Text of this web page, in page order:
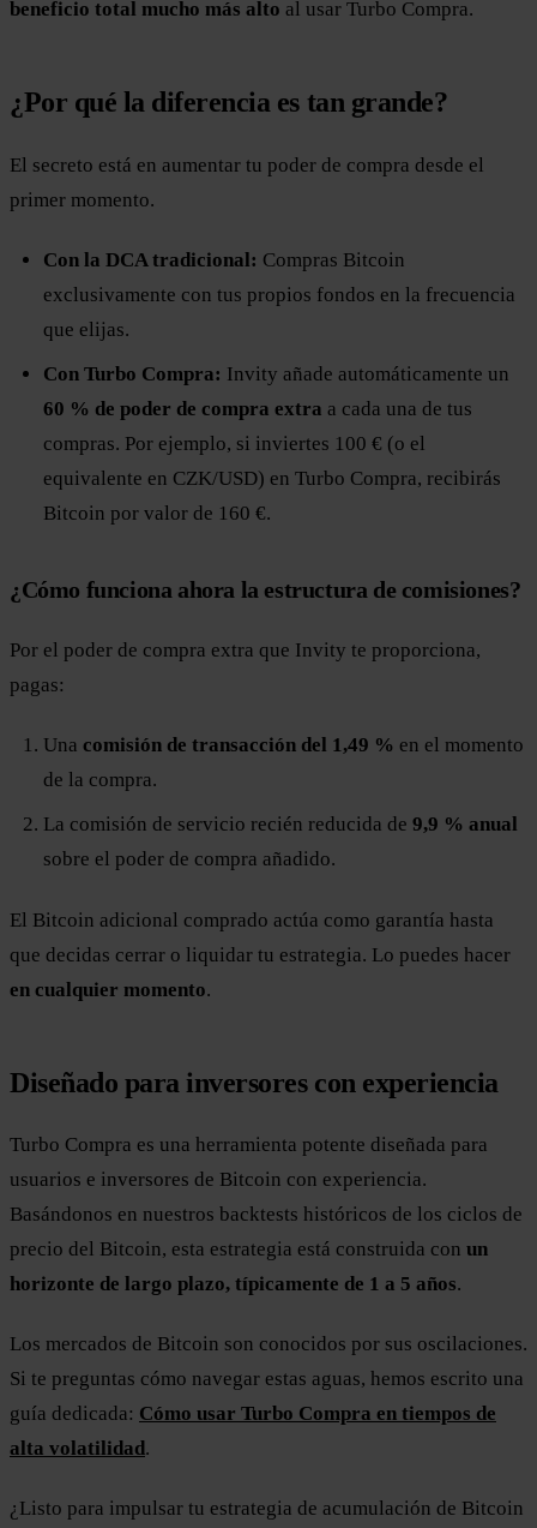
beneficio total mucho más alto al usar Turbo Compra.
¿Por qué la diferencia es tan grande?
El secreto está en aumentar tu poder de compra desde el
primer momento.
Con la DCA tradicional: Compras Bitcoin
exclusivamente con tus propios fondos en la frecuencia
que elijas.
Con Turbo Compra: Invity añade automáticamente un
60 % de poder de compra extra a cada una de tus
compras. Por ejemplo, si inviertes 100 € (o el
equivalente en CZK/USD) en Turbo Compra, recibirás
Bitcoin por valor de 160 €.
¿Cómo funciona ahora la estructura de comisiones?
Por el poder de compra extra que Invity te proporciona,
pagas:
Una comisión de transacción del 1,49 % en el momento
de la compra.
La comisión de servicio recién reducida de 9,9 % anual
sobre el poder de compra añadido.
El Bitcoin adicional comprado actúa como garantía hasta
que decidas cerrar o liquidar tu estrategia. Lo puedes hacer
en cualquier momento.
Diseñado para inversores con experiencia
Turbo Compra es una herramienta potente diseñada para
usuarios e inversores de Bitcoin con experiencia.
Basándonos en nuestros backtests históricos de los ciclos de
precio del Bitcoin, esta estrategia está construida con un
horizonte de largo plazo, típicamente de 1 a 5 años.
Los mercados de Bitcoin son conocidos por sus oscilaciones.
Si te preguntas cómo navegar estas aguas, hemos escrito una
guía dedicada: Cómo usar Turbo Compra en tiempos de
alta volatilidad.
¿Listo para impulsar tu estrategia de acumulación de Bitcoin